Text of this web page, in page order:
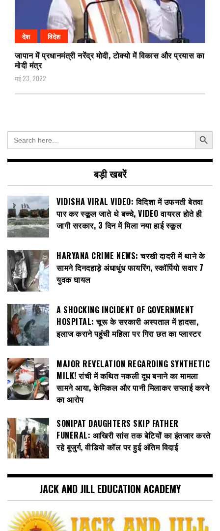
देश विदेश
जापान में प्रधानमंत्री नरेंद्र मोदी, टोक्यो में विकास और प्रयास का
मोदी मंत्र
मई 23, 2022
Search
for:
Search Button
बड़ी खबरें
VIDISHA VIRAL VIDEO: विदिशा में उफनती बेतवा
पार कर स्कूल जाते थे बच्चे, VIDEO वायरल होते ही
जागी सरकार, 3 दिन में मिला नया हाई स्कूल
HARYANA CRIME NEWS: चरखी दादरी में थाने के
सामने दिनदहाड़े अंधाधुंध फायरिंग, स्कॉर्पियो सवार 7
युवक घायल
A SHOCKING INCIDENT OF GOVERNMENT
HOSPITAL: चूरू के सरकारी अस्पताल में हादसा,
इलाज कराने पहुंची महिला पर गिरा छत का प्लास्टर
MAJOR REVELATION REGARDING SYNTHETIC
MILK! रांची में कथित नकली दूध बनाने का मामला
सामने आया, केमिकल और पानी मिलाकर सप्लाई करने
का आरोप
SONIPAT DAUGHTERS SKIP FATHER
FUNERAL: आखिरी सांस तक बेटियों का इंतजार करते
रहे बुजुर्ग, वीडियो कॉल पर हुई अंतिम विदाई
JACK AND JILL EDUCATION ACADEMY